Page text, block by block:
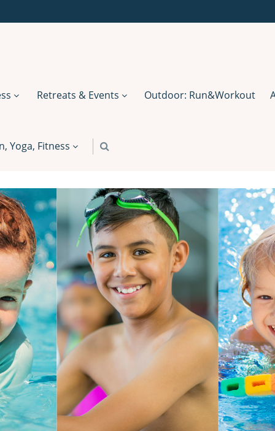
Retreats & Events Outdoor: Run&Workout
Yoga, Fitness